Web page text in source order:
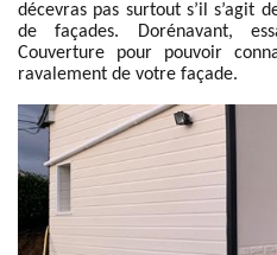
décevras pas surtout s’il s’agit
de façades. Dorénavant,
Couverture pour pouvoir
ravalement de votre façade.